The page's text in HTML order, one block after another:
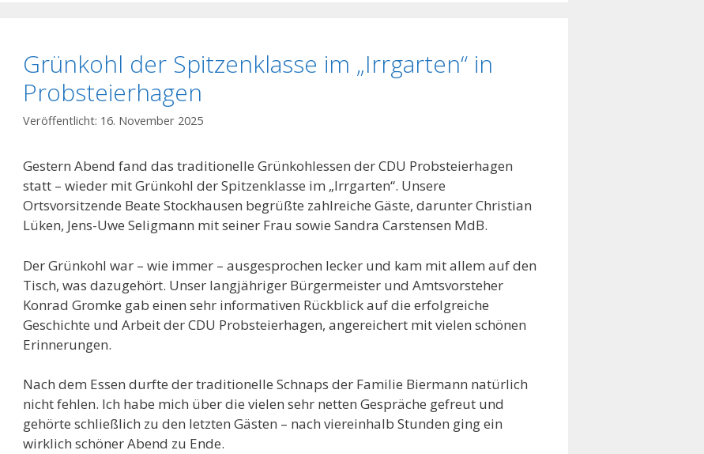
Grünkohl der Spitzenklasse im „Irrgarten“ in
Probsteierhagen
16. November 2025
Gestern Abend fand das traditionelle Grünkohlessen der CDU Probsteierhagen
statt – wieder mit Grünkohl der Spitzenklasse im „Irrgarten“. Unsere
Ortsvorsitzende Beate Stockhausen begrüßte zahlreiche Gäste, darunter Christian
Lüken, Jens-Uwe Seligmann mit seiner Frau sowie Sandra Carstensen MdB.
Der Grünkohl war – wie immer – ausgesprochen lecker und kam mit allem auf den
Tisch, was dazugehört. Unser langjähriger Bürgermeister und Amtsvorsteher
Konrad Gromke gab einen sehr informativen Rückblick auf die erfolgreiche
Geschichte und Arbeit der CDU Probsteierhagen, angereichert mit vielen schönen
Erinnerungen.
Nach dem Essen durfte der traditionelle Schnaps der Familie Biermann natürlich
nicht fehlen. Ich habe mich über die vielen sehr netten Gespräche gefreut und
gehörte schließlich zu den letzten Gästen – nach viereinhalb Stunden ging ein
wirklich schöner Abend zu Ende.